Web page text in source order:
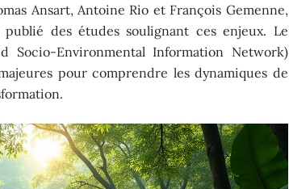
Ansart, Antoine Rio et François Gemenne,
des études soulignant ces enjeux. Le
Socio-Environmental Information Network)
pour comprendre les dynamiques de